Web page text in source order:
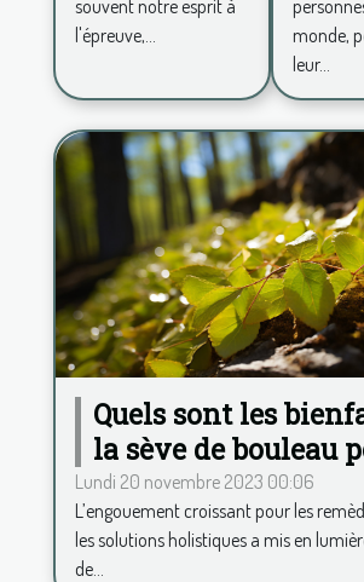
apaisant
souvent notre esprit à
l'épreuve,...
monde,
leur...
Quels sont les
la sève de bouleau
santé ?
Lundi 20 novembre 2023 00:06
L’engouement croissant pour les
les solutions holistiques a mis en
de...